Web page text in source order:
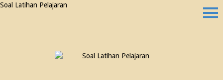
Soal Latihan Pelajaran